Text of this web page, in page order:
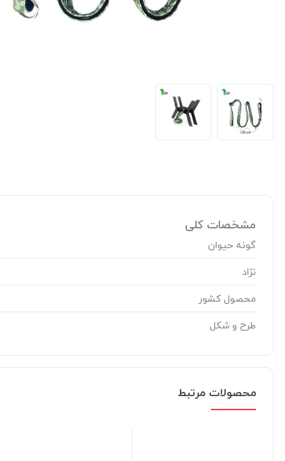
مشخصات کلی
گونه حیوان
نژاد
محصول کشور
طرح و شکل
محصولات مرتبط